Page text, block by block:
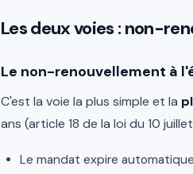
Les deux voies : non-
Le non-renouvellement à
C'est la voie la plus simple et la
ans (article 18 de la loi du 10
Le mandat expire